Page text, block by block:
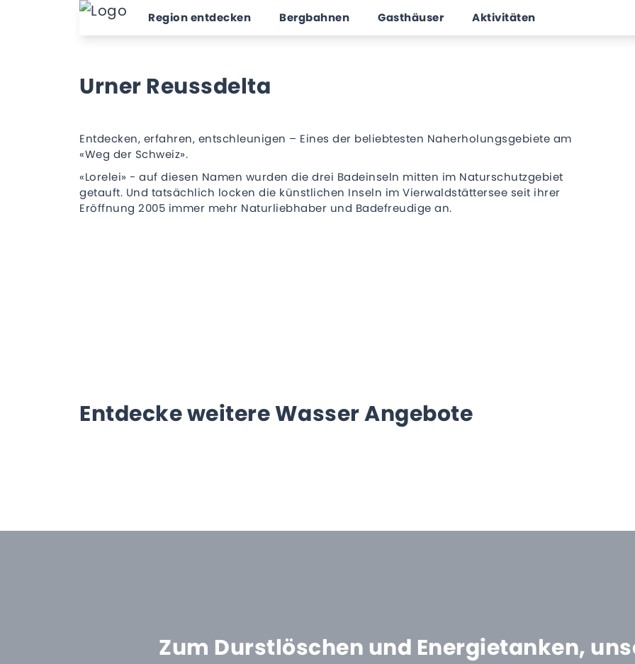
Region entdecken Bergbahnen Gasthäuser Aktivitäten
Urner Reussdelta
Entdecken, erfahren, entschleunigen – Eines der beliebtesten Naherholungsgebiete am
«Weg der Schweiz».
«Lorelei» - auf diesen Namen wurden die drei Badeinseln mitten im Naturschutzgebiet
getauft. Und tatsächlich locken die künstlichen Inseln im Vierwaldstättersee seit ihrer
Eröffnung 2005 immer mehr Naturliebhaber und Badefreudige an.
Entdecke weitere Wasser Angebote
Zum Durstlöschen und Energietanken,